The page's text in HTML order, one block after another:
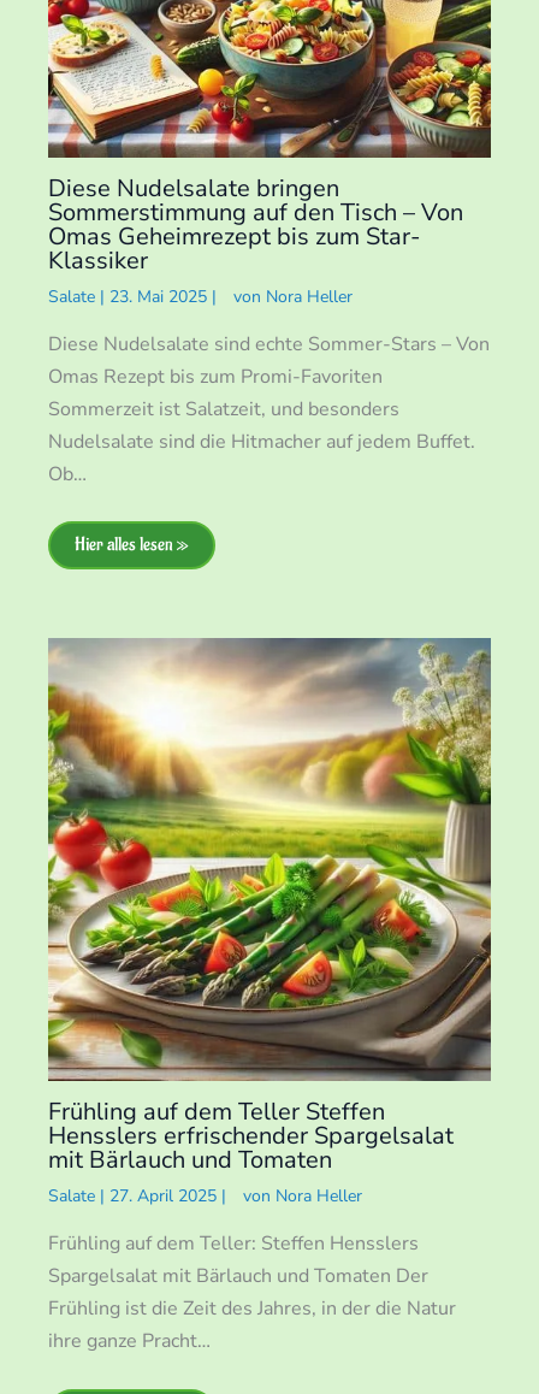
Diese Nudelsalate bringen
Sommerstimmung auf den Tisch – Von
Omas Geheimrezept bis zum Star-
Klassiker
Salate | 23. Mai 2025 | von Nora Heller
Diese Nudelsalate sind echte Sommer-Stars – Von
Omas Rezept bis zum Promi-Favoriten
Sommerzeit ist Salatzeit, und besonders
Nudelsalate sind die Hitmacher auf jedem Buffet.
Ob…
Hier alles lesen »
Frühling auf dem Teller Steffen
Hensslers erfrischender Spargelsalat
mit Bärlauch und Tomaten
Salate | 27. April 2025 | von Nora Heller
Frühling auf dem Teller: Steffen Hensslers
Spargelsalat mit Bärlauch und Tomaten Der
Frühling ist die Zeit des Jahres, in der die Natur
ihre ganze Pracht…